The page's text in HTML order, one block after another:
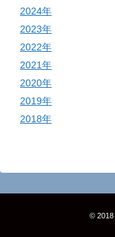
2024年
2023年
2022年
2021年
2020年
2019年
2018年
© 2018